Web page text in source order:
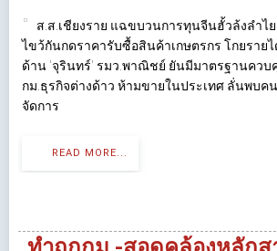
ส.ส.เชียงราย แฉขบวนการทุนจีนฮั้วล้งลำไ
ไขว้กันกดราคารับซื้อสินค้าเกษตรกร โกยราย
ด้าน 'จุรินทร์' รมว.พาณิชย์ ยันมีมาตรฐานควบ
กม.ธุรกิจต่างด้าว ห้ามขายในประเทศ ลั่นพบค
จัดการ
READ MORE...